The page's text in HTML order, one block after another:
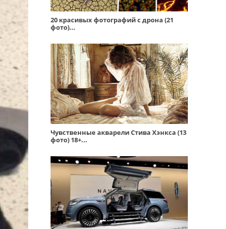
20 красивых фотографий с дрона (21
фото)...
Чувственные акварели Стива Хэнкса (13
фото) 18+...